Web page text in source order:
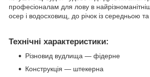
професіоналам для лову в
осер і водосховищ, до річок із середньою
Технічні характеристики:
Різновид вудлища — фідерне
Конструкція — штекерна